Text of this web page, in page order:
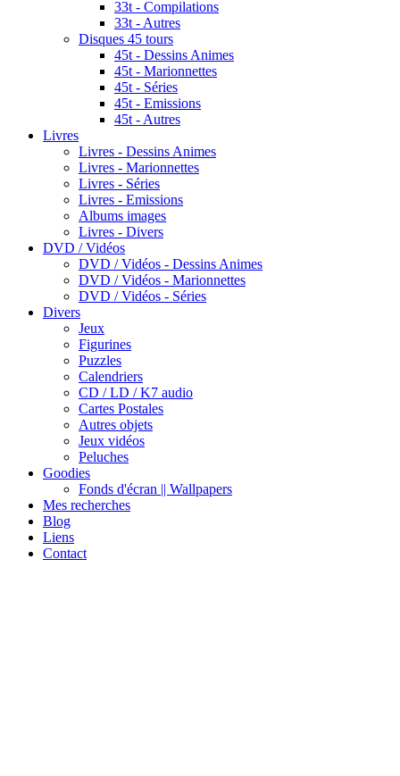
33t - Compilations
33t - Autres
Disques 45 tours
45t - Dessins Animes
45t - Marionnettes
45t - Séries
45t - Emissions
45t - Autres
Livres
Livres - Dessins Animes
Livres - Marionnettes
Livres - Séries
Livres - Emissions
Albums images
Livres - Divers
DVD / Vidéos
DVD / Vidéos - Dessins Animes
DVD / Vidéos - Marionnettes
DVD / Vidéos - Séries
Divers
Jeux
Figurines
Puzzles
Calendriers
CD / LD / K7 audio
Cartes Postales
Autres objets
Jeux vidéos
Peluches
Goodies
Fonds d'écran || Wallpapers
Mes recherches
Blog
Liens
Contact